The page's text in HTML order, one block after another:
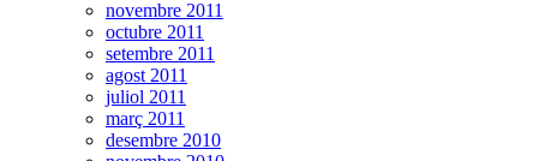
novembre 2011
octubre 2011
setembre 2011
agost 2011
juliol 2011
març 2011
desembre 2010